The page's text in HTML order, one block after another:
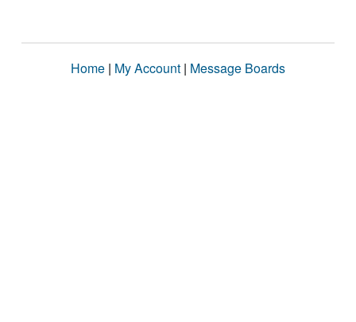
Home | My Account | Message Boards